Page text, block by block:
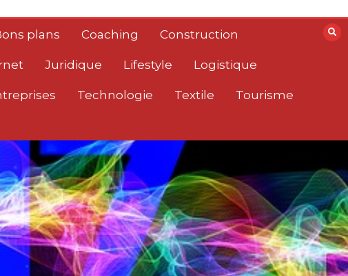
plans Coaching Construction
Juridique Lifestyle Logistique
Technologie Textile Tourisme